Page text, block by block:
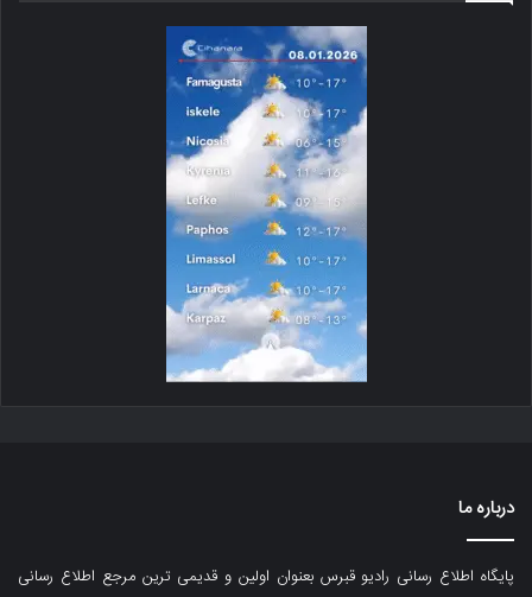
درباره ما
پایگاه اطلاع رسانی رادیو قبرس بعنوان اولین و قدیمی ترین مرجع اطلاع رسانی